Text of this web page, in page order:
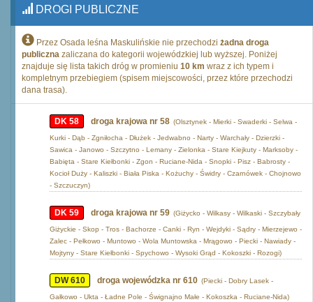
DROGI PUBLICZNE
Przez Osada leśna Maskulińskie nie przechodzi żadna droga
publiczna zaliczana do kategorii wojewódzkiej lub wyższej. Poniżej
znajduje się lista takich dróg w promieniu 10 km wraz z ich typem i
kompletnym przebiegiem (spisem miejscowości, przez które przechodzi
dana trasa).
DK 58 droga krajowa nr 58 (Olsztynek - Mierki - Swaderki - Selwa -
Kurki - Dąb - Zgniłocha - Dłużek - Jedwabno - Narty - Warchały - Dzierzki -
Sawica - Janowo - Szczytno - Lemany - Zielonka - Stare Kiejkuty - Marksoby -
Babięta - Stare Kiełbonki - Zgon - Ruciane-Nida - Snopki - Pisz - Babrosty -
Kocioł Duży - Kaliszki - Biała Piska - Kożuchy - Świdry - Czarnówek - Chojnowo
- Szczuczyn)
DK 59 droga krajowa nr 59 (Giżycko - Wilkasy - Wilkaski - Szczybały
Giżyckie - Skop - Tros - Bachorze - Canki - Ryn - Wejdyki - Sądry - Mierzejewo -
Zalec - Pełkowo - Muntowo - Wola Muntowska - Mrągowo - Piecki - Nawiady -
Mojtyny - Stare Kiełbonki - Spychowo - Wysoki Grąd - Kokoszki - Rozogi)
DW 610 droga wojewódzka nr 610 (Piecki - Dobry Lasek -
Gałkowo - Ukta - Ładne Pole - Śwignajno Małe - Kokoszka - Ruciane-Nida)